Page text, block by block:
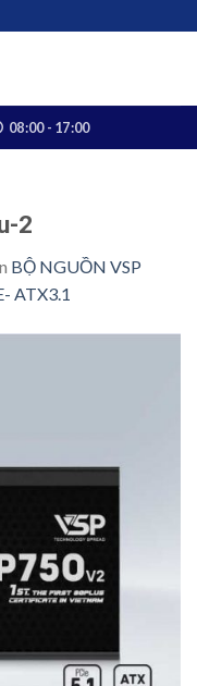
08:00 - 17:00
2
BỘ NGUỒN VSP
ATX3.1